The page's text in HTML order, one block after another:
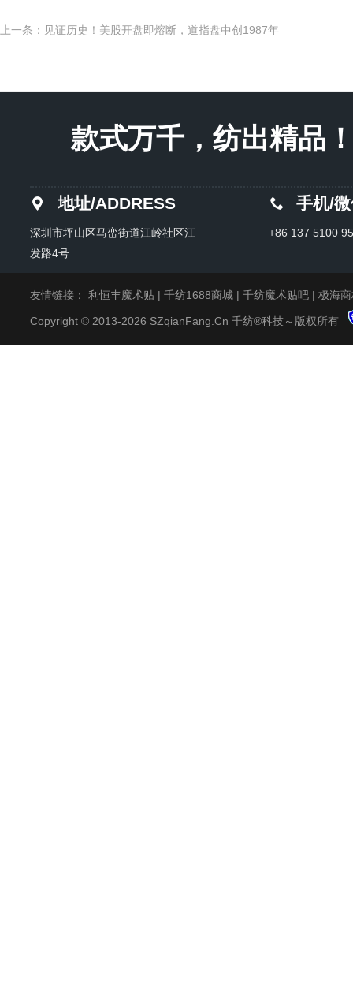
上一条：见证历史！美股开盘即熔断，道指盘中创1987年
款式万千，纺出精品
地址/ADDRESS
深圳市坪山区马峦街道江岭社区江
发路4号
手机/
+86 137 5100
友情链接： 利恒丰魔术贴| 千纺1688商城| 千纺魔术贴吧| 极海
Copyright © 2013-2026 SZqianFang.Cn 千纺®科技～版权所有